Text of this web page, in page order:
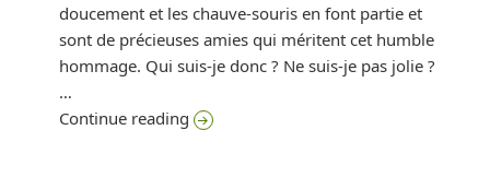
doucement et les chauve-souris en font partie et
sont de précieuses amies qui méritent cet humble
hommage. Qui suis-je donc ? Ne suis-je pas jolie ?
…
Continue readingLa chauve-souris n’est pas un oiseau